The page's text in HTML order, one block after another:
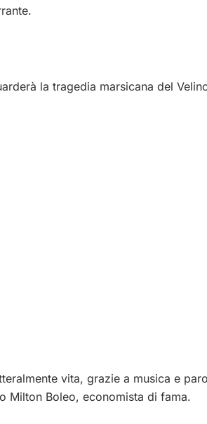
la tragedia marsicana del
vita, grazie a musica e
Milton Boleo, economista di fama.